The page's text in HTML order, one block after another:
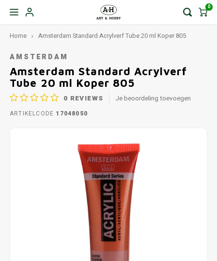
0
Home Amsterdam Standard Acrylverf Tube 20 ml Koper 805
AMSTERDAM
Amsterdam Standard Acrylverf
Tube 20 ml Koper 805
0 REVIEWS Je beoordeling toevoegen
ARTIKELCODE 17048050